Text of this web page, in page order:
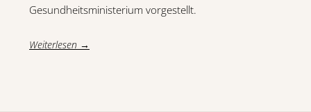
Gesundheitsministerium vorgestellt.
Weiterlesen →